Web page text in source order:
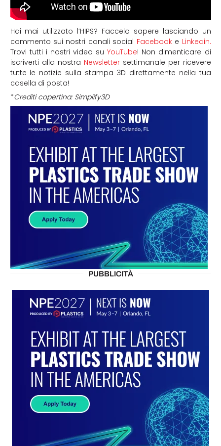
Hai mai utilizzato l’HIPS? Faccelo sapere lasciando un
commento sui nostri canali social Facebooke Linkedin.
Trovi tutti i nostri video suYouTube! Non dimenticare di
iscriverti alla nostra Newslettersettimanale per ricevere
tutte le notizie sulla stampa 3D direttamente nella tua
casella di posta!
*Crediti copertina: Simplify3D
PUBBLICITÀ